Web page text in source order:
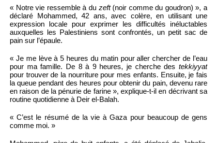
« Notre vie ressemble à du zeft(noir comme du goudron) », a
déclaré Mohammed, 42 ans, avec colère, en utilisant une
expression locale pour exprimer les difficultés inéluctables
auxquelles les Palestiniens sont confrontés, un petit sac de
pain sur l’épaule.
« Je me lève à 5 heures du matin pour aller chercher de l’eau
pour ma famille. De 8 à 9 heures, je cherche des tekkiyyat
pour trouver de la nourriture pour mes enfants. Ensuite, je fais
la queue pendant des heures pour obtenir du pain, devenu rare
en raison de la pénurie de farine », explique-t-il en décrivant sa
routine quotidienne à Deir el-Balah.
« C’est le résumé de la vie à Gaza pour beaucoup de gens
comme moi. »